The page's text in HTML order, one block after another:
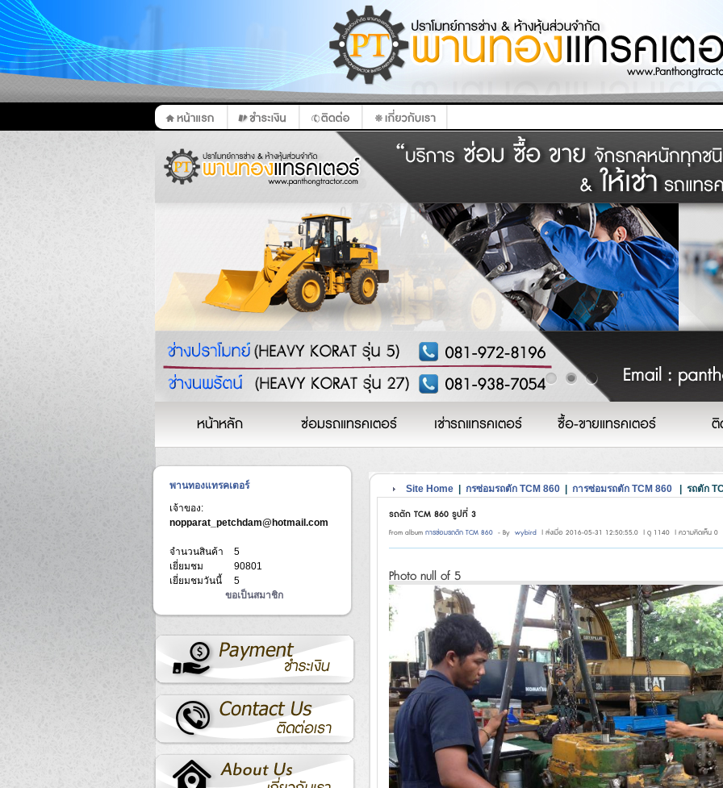
หน้าหลัก ซ่อมรถแทรคเตอร์ เช่ารถแทรคเตอร์ ซื้อ-ขายแทรคเตอร์ ติ
พานทองแทรคเตอร์
เจ้าของ:
nopparat_petchdam@hotmail.com
จำนวนสินค้า
5
เยี่ยมชม
90801
เยี่ยมชมวันนี้
5
ขอเป็นสมาชิก
Site Home กรซ่อมรถตัก TCM 860 การซ่อมรถตัก TCM 860 | รถตัก
รถตัก TCM 860 รูปที่ 3
From album การซ่อมรถตัก TCM 860 - By wybird | ส่งเมื่อ 2016-05-31 12:50:55.0 | ดู 1140 | ความคิดเห็น 0
Photo null of 5